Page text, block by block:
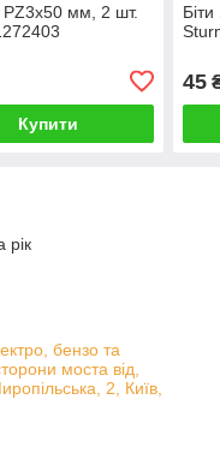
PZ3x50 мм, 2 шт.
Купити
45
рік
бензо та
моста від,
2, Київ,